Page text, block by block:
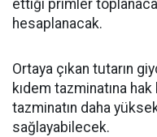
ettiği primler
hesaplanacak.
Ortaya çıkan tutarın
kıdem tazminatına hak
tazminatın daha
sağlayabilecek.